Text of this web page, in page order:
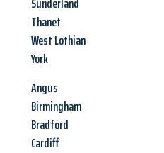
Thanet
West Lothian
York
Angus
Birmingham
Bradford
Cardiff